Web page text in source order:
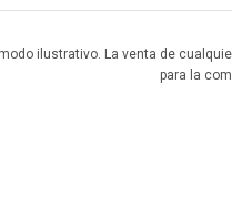
ilustrativo. La venta de
para la